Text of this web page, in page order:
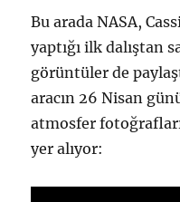
Bu arada NASA,
yaptığı ilk dalıştan
görüntüler de
aracın 26 Nisan
atmosfer
yer alıyor: